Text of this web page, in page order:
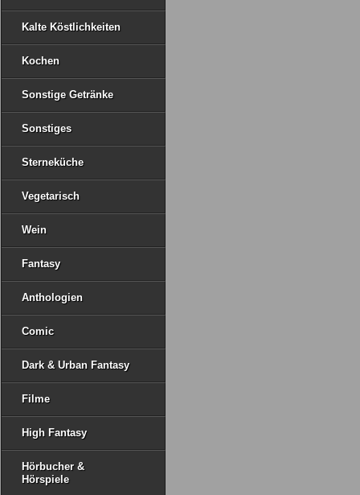
Kalte Köstlichkeiten
Kochen
Sonstige Getränke
Sonstiges
Sterneküche
Vegetarisch
Wein
Fantasy
Anthologien
Comic
Dark & Urban Fantasy
Filme
High Fantasy
Hörbucher &
Hörspiele